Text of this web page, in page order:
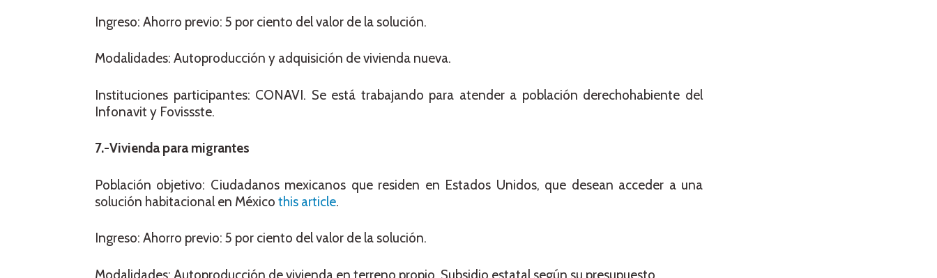
Ingreso: Ahorro previo: 5 por ciento del valor de la solución.
Modalidades: Autoproducción y adquisición de vivienda nueva.
Instituciones participantes: CONAVI. Se está trabajando para atender a población derechohabiente del
Infonavit y Fovissste.
7.-Vivienda para migrantes
Población objetivo: Ciudadanos mexicanos que residen en Estados Unidos, que desean acceder a una
solución habitacional en México this article.
Ingreso: Ahorro previo: 5 por ciento del valor de la solución.
Modalidades: Autoproducción de vivienda en terreno propio. Subsidio estatal según su presupuesto.